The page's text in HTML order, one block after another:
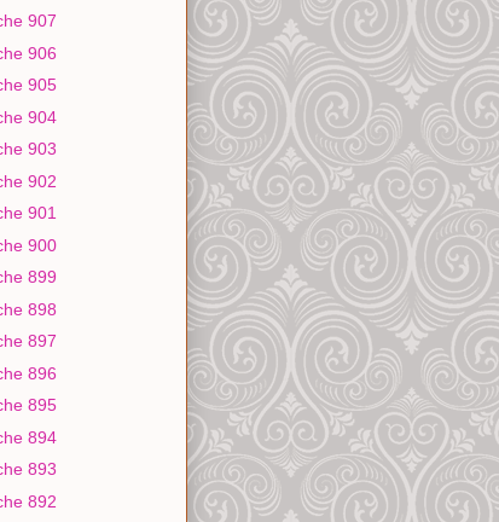
907
906
905
904
903
902
901
900
899
898
897
896
895
894
893
892